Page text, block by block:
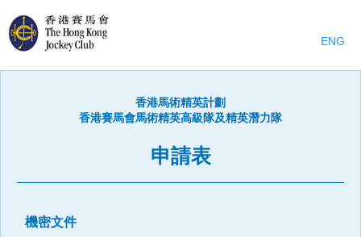
ENG
香港馬術精英計劃
香港賽馬會馬術精英高級隊及精英潛力隊
申請表
機密文件